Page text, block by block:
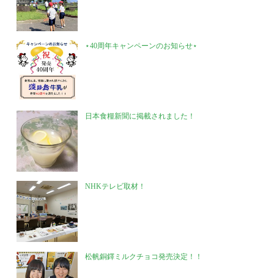
⋆40周年キャンペーンのお知らせ⋆
日本食糧新聞に掲載されました！
NHKテレビ取材！
松帆銅鐸ミルクチョコ発売決定！！